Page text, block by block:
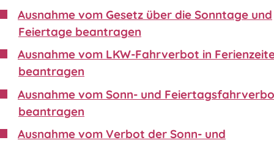
Ausnahme vom Gesetz über die Sonntage und
Feiertage beantragen
Ausnahme vom LKW-Fahrverbot in
beantragen
Ausnahme vom Sonn- und
beantragen
Ausnahme vom Verbot der Sonn- und